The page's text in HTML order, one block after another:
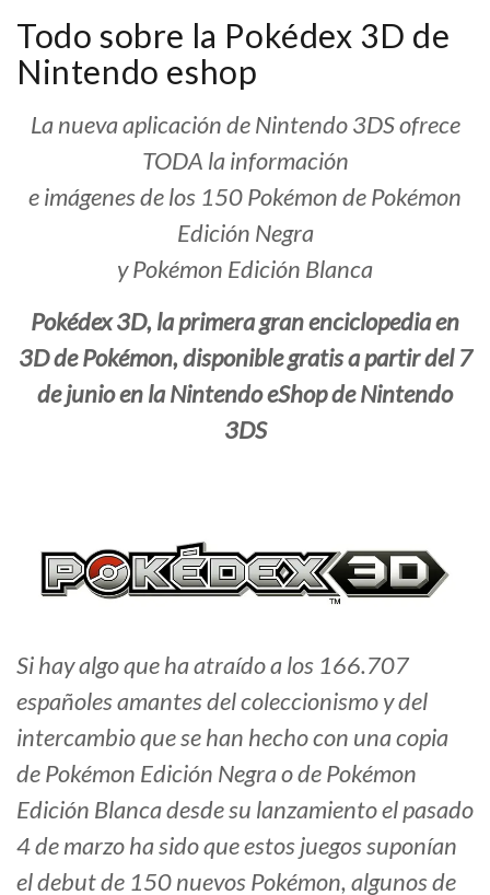
Todo sobre la Pokédex 3D de
Nintendo eshop
La nueva aplicación de Nintendo 3DS ofrece
TODA la información
e imágenes de los 150 Pokémon de Pokémon
Edición Negra
y Pokémon Edición Blanca
Pokédex 3D, la primera gran enciclopedia en
3D de Pokémon, disponible gratis a partir del 7
de junio en la Nintendo eShop de Nintendo
3DS
Si hay algo que ha atraído a los 166.707
españoles amantes del coleccionismo y del
intercambio que se han hecho con una copia
de Pokémon Edición Negra o de Pokémon
Edición Blanca desde su lanzamiento el pasado
4 de marzo ha sido que estos juegos suponían
el debut de 150 nuevos Pokémon, algunos de